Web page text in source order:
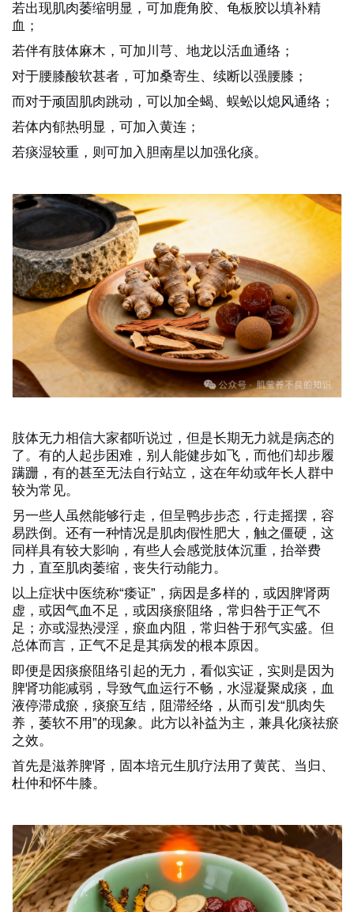
若出现肌肉萎缩明显，可加鹿角胶、龟板胶以填补精
血；
若伴有肢体麻木，可加川芎、地龙以活血通络；
对于腰膝酸软甚者，可加桑寄生、续断以强腰膝；
而对于顽固肌肉跳动，可以加全蝎、蜈蚣以熄风通络；
若体内郁热明显，可加入黄连；
若痰湿较重，则可加入胆南星以加强化痰。
肢体无力相信大家都听说过，但是长期无力就是病态的
了。有的人起步困难，别人能健步如飞，而他们却步履
蹒跚，有的甚至无法自行站立，这在年幼或年长人群中
较为常见。
另一些人虽然能够行走，但呈鸭步步态，行走摇摆，容
易跌倒。还有一种情况是肌肉假性肥大，触之僵硬，这
同样具有较大影响，有些人会感觉肢体沉重，抬举费
力，直至肌肉萎缩，丧失行动能力。
以上症状中医统称“痿证”，病因是多样的，或因脾肾两
虚，或因气血不足，或因痰瘀阻络，常归咎于正气不
足；亦或湿热浸淫，瘀血内阻，常归咎于邪气实盛。但
总体而言，正气不足是其病发的根本原因。
即便是因痰瘀阻络引起的无力，看似实证，实则是因为
脾肾功能减弱，导致气血运行不畅，水湿凝聚成痰，血
液停滞成瘀，痰瘀互结，阻滞经络，从而引发“肌肉失
养，萎软不用”的现象。此方以补益为主，兼具化痰祛瘀
之效。
首先是滋养脾肾， 固本培元生肌疗法用了黄芪、当归、
杜仲和怀牛膝。